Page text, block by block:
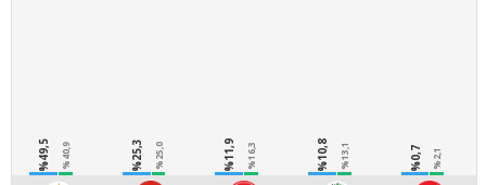
%49,5 %40,9 %25,3 %25,0 %11,9 %16,3 %10,8 %13,1 %0,7 %2,1